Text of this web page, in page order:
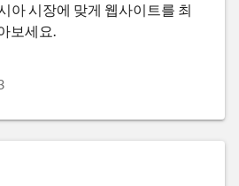
아 시장에 맞게 웹사이트를 최
보세요.